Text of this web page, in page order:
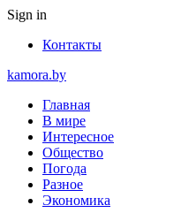
Sign in
Контакты
kamora.by
Главная
В мире
Интересное
Общество
Погода
Разное
Экономика